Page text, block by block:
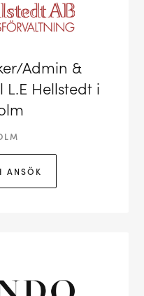
Admin &
Hellstedt i
ANSÖK